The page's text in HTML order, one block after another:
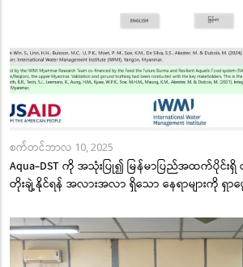
စက်တင်ဘာလ 10, 2025
Aqua-DST ကို အသုံးပြု၍ မြန်မာပြည်အထက်ပိုင်းရှိ ငါ
တိုးချဲ့နိုင်ရန် အလားအလာ ရှိသော နေရာများကို ရှာဖွေ